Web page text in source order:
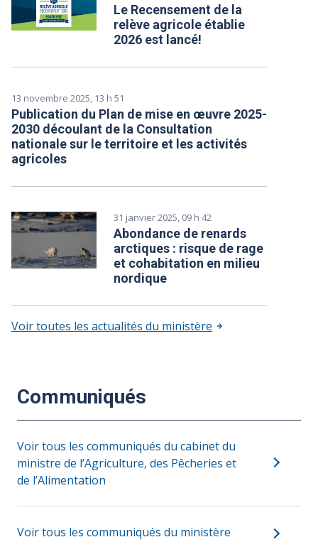
Le Recensement de la
relève agricole établie
2026 est lancé!
Publication du Plan de mise en œuvre 2025-
2030 découlant de la Consultation
nationale sur le territoire et les activités
agricoles
13 novembre 2025, 13 h 51
Abondance de renards
arctiques : risque de rage
et cohabitation en milieu
nordique
31 janvier 2025, 09 h 42
Voir toutes les actualités du ministère
Communiqués
Voir tous les communiqués du cabinet du
ministre de l’Agriculture, des Pêcheries et
de l’Alimentation
Voir tous les communiqués du ministère